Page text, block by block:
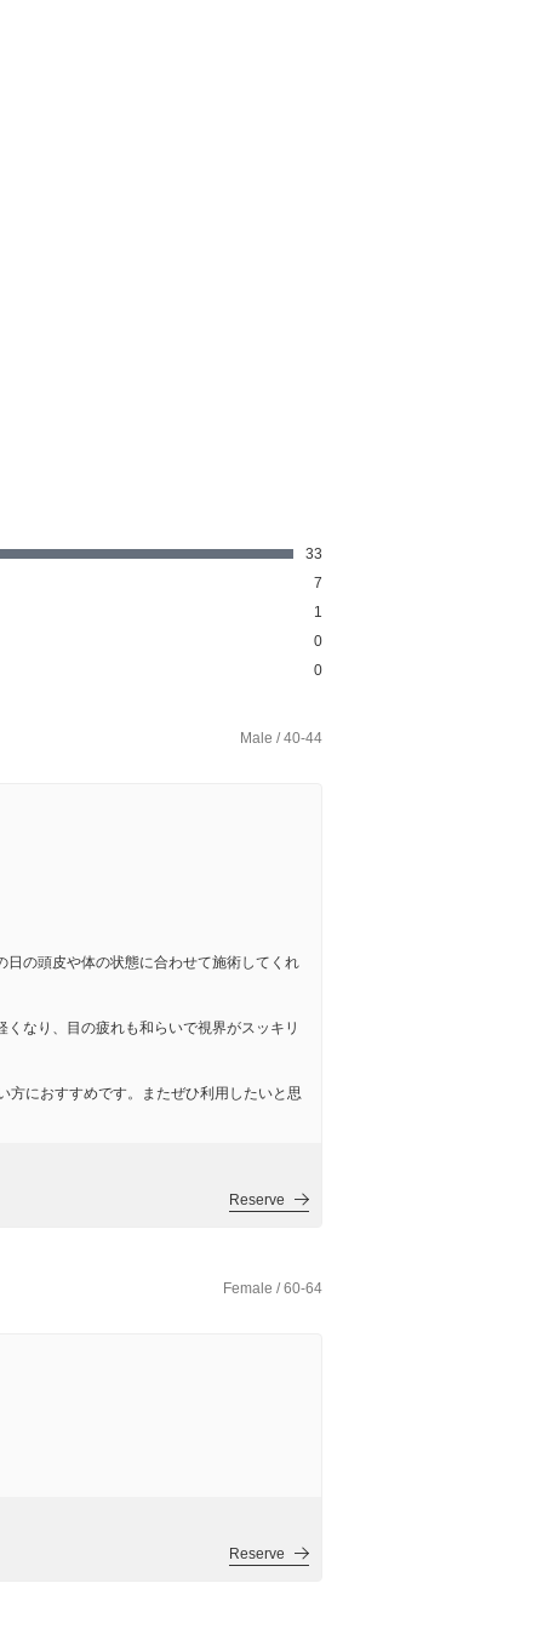
33
7
1
0
0
Male / 40-44
の頭皮や体の状態に合わせて施術してくれ
なり、目の疲れも和らいで視界がスッキリ
方におすすめです。またぜひ利用したいと思
Reserve
Female / 60-64
Reserve